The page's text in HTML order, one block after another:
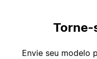
Torne-
Envie seu modelo